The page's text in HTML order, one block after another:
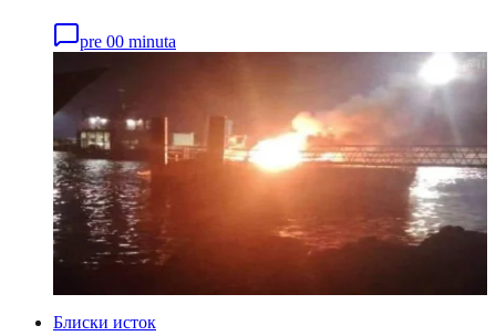
pre 00 minuta
Блиски исток